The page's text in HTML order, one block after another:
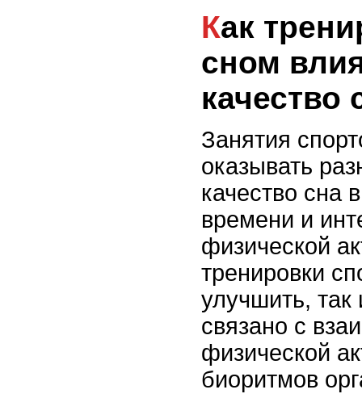
Как тренировки перед
сном
качество
Занятия
оказывать
качество сна
времени и
физической
тренировки
улучшить, так
связано с
физической
биоритмов